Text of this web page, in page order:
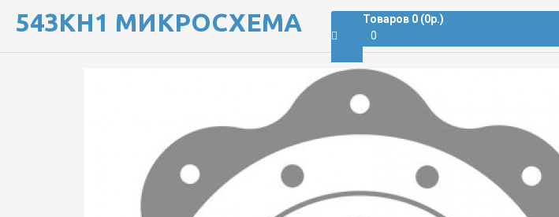
Товаров 0 (0р.)
0
543КН1 МИКРОСХЕМА